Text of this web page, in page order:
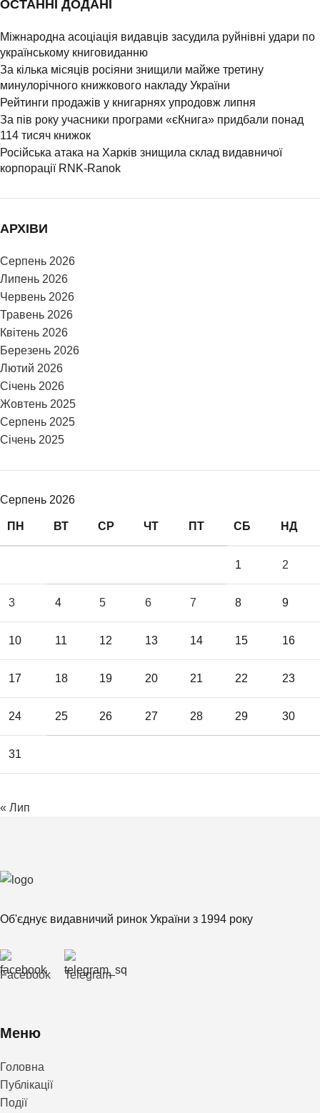
ОСТАННІ ДОДАНІ
Міжнародна асоціація видавців засудила руйнівні удари по
українському книговиданню
За кілька місяців росіяни знищили майже третину
минулорічного книжкового накладу України
Рейтинги продажів у книгарнях упродовж липня
За пів року учасники програми «єКнига» придбали понад
114 тисяч книжок
Російська атака на Харків знищила склад видавничої
корпорації RNK-Ranok
АРХІВИ
Серпень 2026
Липень 2026
Червень 2026
Травень 2026
Квітень 2026
Березень 2026
Лютий 2026
Січень 2026
Жовтень 2025
Серпень 2025
Січень 2025
Серпень 2026
ПН ВТ СР ЧТ ПТ СБ НД
1 2
3 4 5 6 7 8 9
10 11 12 13 14 15 16
17 18 19 20 21 22 23
24 25 26 27 28 29 30
31
« Лип
Об'єднує видавничий ринок України з 1994 року
Facebook Telegram
Меню
Головна
Публікації
Події